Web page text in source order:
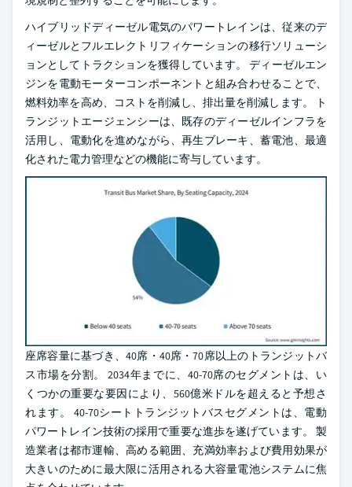
ハイブリッドディーゼル電気のパワートレインは、従来のデ
ィーゼルとフルエレクトリフィケーションの移行ソリューシ
ョンとしてトラクションを獲得しています。 ディーゼルエン
ジンを電動モーターコンポーネントと組み合わせることで、
燃料効率を高め、コストを削減し、排出量を削減します。 ト
ランジットエージェンシーは、既存のディーゼルインフラを
活用し、電動化を進めながら、再生ブレーキ、蓄電池、最適
化された電力管理などの機能に寄与しています。
座席容量に基づき、40席・40席・70席以上のトランジットバ
ス市場を分割。 2034年までに、40-70席のセグメントは、い
くつかの重要な要因により、560億米ドルを超えると予想さ
れます。 40-70シートトランジットバスセグメントは、電動
パワートレイン技術の採用で重要な進歩を遂げています。 製
造業者は都市運輸、高める範囲、充満効率および費用効果が
大きいのために最大限に活用される大容量電池システムに焦